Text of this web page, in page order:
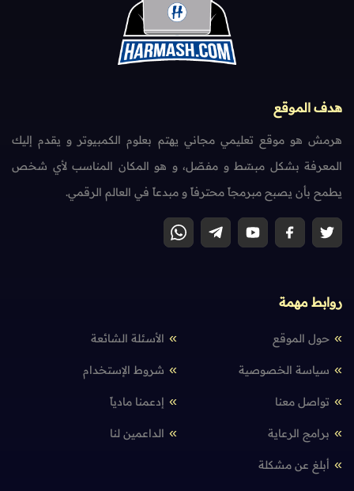
هدف الموقع
هرمش هو موقع تعليمي مجاني يهتم بعلوم الكمبيوتر و يقدم إليك
المعرفة بشكل مبسّط و مفصّل، و هو المكان المناسب لأي شخص
يطمح بأن يصبح مبرمجاً محترفاً و مبدعاً في العالم الرقمي.
روابط مهمة
حول الموقع الأسئلة الشائعة
سياسة الخصوصية شروط الإستخدام
تواصل معنا إدعمنا مادياً
برامج الرعاية الداعمين لنا
أبلغ عن مشكلة